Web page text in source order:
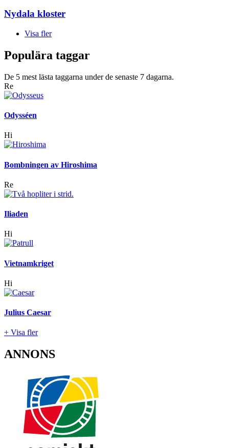
Nydala kloster
Visa fler
Populära taggar
De 5 mest lästa taggarna under de senaste 7 dagarna.
Re
Odysséen
Hi
Bombningen av Hiroshima
Re
Iliaden
Hi
Vietnamkriget
Hi
Julius Caesar
+ Visa fler
ANNONS